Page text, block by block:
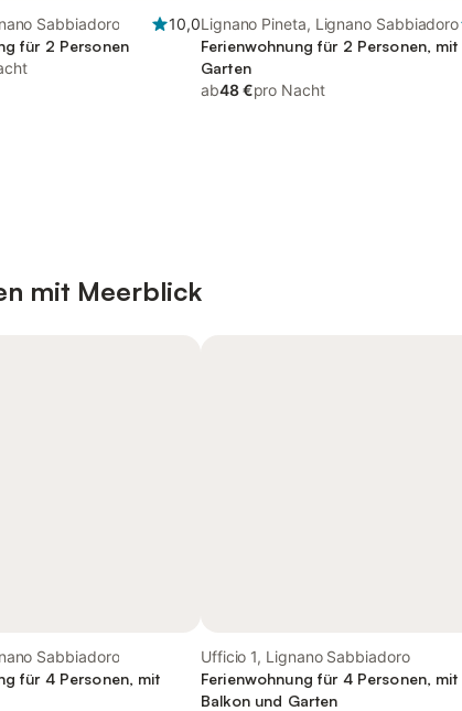
Sabbiadoro
10,0
für 2 Personen
Lignano Pineta, Lignano Sabbiadoro
Ferienwohnung für 2 Personen, mit
Garten
ab48 €pro Nacht
mit Meerblick
Sabbiadoro
für 4 Personen, mit
Ufficio 1, Lignano Sabbiadoro
Ferienwohnung für 4 Personen, mit
Balkon und Garten